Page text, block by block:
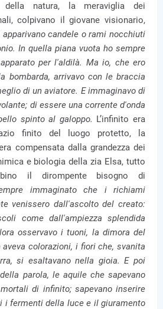
natura, la meraviglia dei
colpivano il giovane visionario,
candele o rami nocchiuti
In quella piana vuota ho sempre
per l'aldilà. Ma io, che ero
bombarda, arrivavo con le braccia
di un aviatore. E immaginavo di
di essere una corrente d'onda
spinto al galoppo. L’infinito era
finito del luogo protetto, la
compensata dalla grandezza dei
e biologia della zia Elsa, tutto
il dirompente bisogno di
immaginato che i richiami
venissero dall'ascolto del creato:
come dall'ampiezza splendida
osservavo i tuoni, la dimora del
colorazioni, i fiori che, svanita
si esaltavano nella gioia. E poi
parola, le aquile che sapevano
di infinito; sapevano inserire
i fermenti della luce e il giuramento